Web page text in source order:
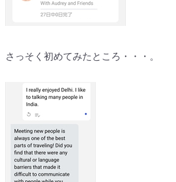
さっそく初めてみたところ・・・。